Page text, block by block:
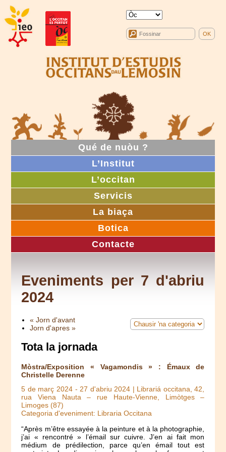
Qué de nuòu ?
L’Institut
L’occitan
Servicis
La biaça
Botica
Contacte
Eveniments per 7 d'abriu
2024
« Jorn d'avant
Jorn d'apres »
Tota la jornada
Mòstra/Exposition « Vagamondis » : Émaux de
Christelle Derenne
5 de març 2024 -27 d'abriu 2024 | Librariá occitana, 42,
rua Viena Nauta – rue Haute-Vienne, Limòtges –
Limoges (87)
Categoria d'eveniment: Libraria Occitana
“Après m’être essayée à la peinture et à la photographie,
j’ai « rencontré » l’émail sur cuivre. J’en ai fait mon
médium de prédilection, parce qu’en émail tout est